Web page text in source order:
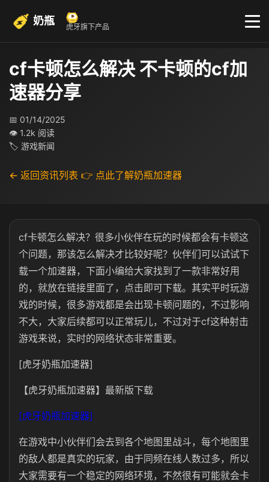
奶瓶 虎牙旗下产品
cf卡顿怎么解决 不卡顿的cf加
速器分享
📅 01/14/2025
👁 1.2k 阅读
🏷 游戏新闻
← 返回资讯列表 👉 点此了解奶瓶加速器
cf卡顿怎么解决？很多小伙伴在玩的时候都会有卡顿这
个问题，那该怎么解决才比较好呢？伙伴们可以试试下
载一个加速器，下面小编给大家找到了一款非常好用
的，就放在链接里面了，点击即可下载。其实平时玩游
戏的时候，很多游戏都是会出现卡顿问题的，不过影响
不大，大家后续都可以正常玩儿，不过对于cf这种射击
游戏来说，实时的网络状态非常重要。
[虎牙奶瓶加速器]
【虎牙奶瓶加速器】最新版下载
[虎牙奶瓶加速器]
在游戏中小伙伴们会去到各个地图里战斗，每个地图里
的敌人都是真实的玩家，由于同频在线人数过多，所以
大家需要有一个稳定的网络环境，不然很有可能就会卡